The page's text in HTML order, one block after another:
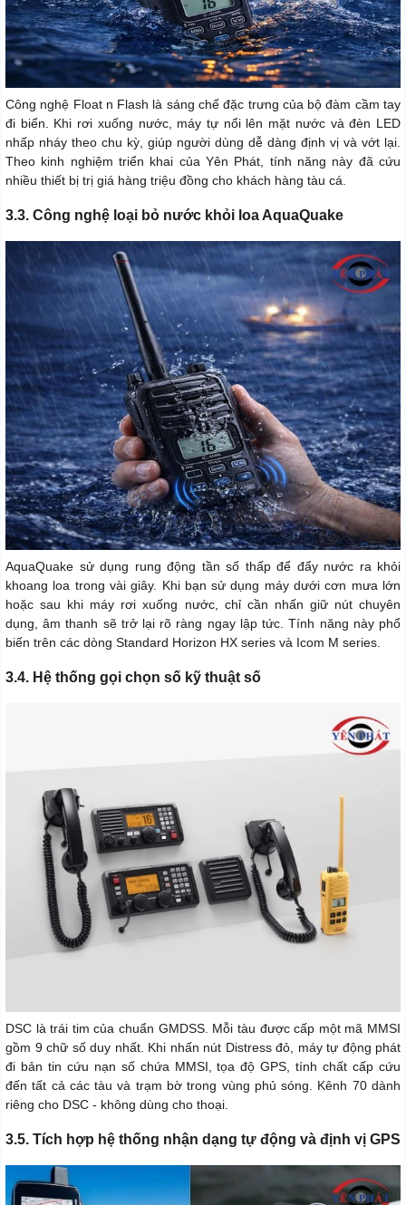
Công nghệ Float n Flash là sáng chế đặc trưng của bộ đàm cầm tay
đi biển. Khi rơi xuống nước, máy tự nổi lên mặt nước và đèn LED
nhấp nháy theo chu kỳ, giúp người dùng dễ dàng định vị và vớt lại.
Theo kinh nghiệm triển khai của Yên Phát, tính năng này đã cứu
nhiều thiết bị trị giá hàng triệu đồng cho khách hàng tàu cá.
3.3. Công nghệ loại bỏ nước khỏi loa AquaQuake
AquaQuake sử dụng rung động tần số thấp để đẩy nước ra khỏi
khoang loa trong vài giây. Khi bạn sử dụng máy dưới cơn mưa lớn
hoặc sau khi máy rơi xuống nước, chỉ cần nhấn giữ nút chuyên
dụng, âm thanh sẽ trở lại rõ ràng ngay lập tức. Tính năng này phổ
biến trên các dòng Standard Horizon HX series và Icom M series.
3.4. Hệ thống gọi chọn số kỹ thuật số
DSC là trái tim của chuẩn GMDSS. Mỗi tàu được cấp một mã MMSI
gồm 9 chữ số duy nhất. Khi nhấn nút Distress đỏ, máy tự động phát
đi bản tin cứu nạn số chứa MMSI, tọa độ GPS, tính chất cấp cứu
đến tất cả các tàu và trạm bờ trong vùng phủ sóng. Kênh 70 dành
riêng cho DSC - không dùng cho thoại.
3.5. Tích hợp hệ thống nhận dạng tự động và định vị GPS